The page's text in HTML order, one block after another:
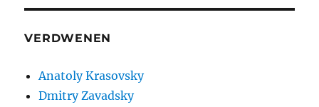
VERDWENEN
Anatoly Krasovsky
Dmitry Zavadsky